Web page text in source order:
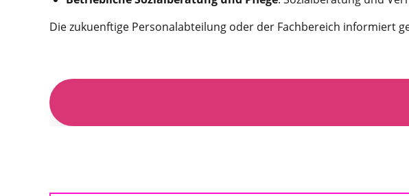
Die zukuenftige Personalabteilung oder der Fachbereich informiert